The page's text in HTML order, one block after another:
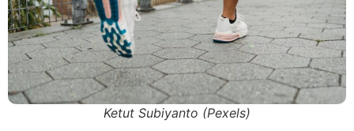
Ketut Subiyanto (Pexels)